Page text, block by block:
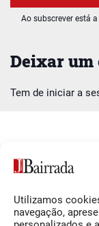
Utilizamos
navegação,
Deixar um
Tem de iniciar a
Ao subscrever está
Siga-nos